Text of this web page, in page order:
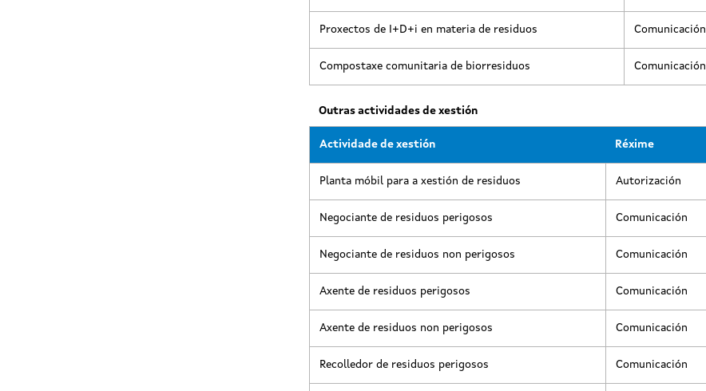
Proxectos de I+D+i en materia de residuos Comunicación
Compostaxe comunitaria de biorresiduos Comunicación
Outras actividades de xestión
Actividade de xestión Réxime
Planta móbil para a xestión de residuos Autorización
Negociante de residuos perigosos Comunicación
Negociante de residuos non perigosos Comunicación
Axente de residuos perigosos Comunicación
Axente de residuos non perigosos Comunicación
Recolledor de residuos perigosos Comunicación